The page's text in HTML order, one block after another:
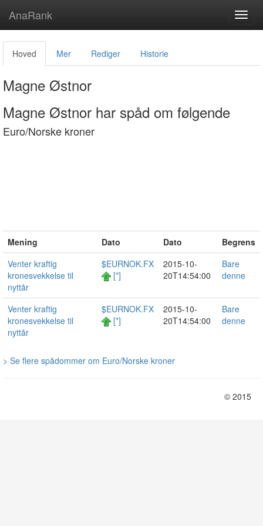
AnaRank
Hoved Mer Rediger Historie
Magne Østnor
Magne Østnor har spåd om følgende
Euro/Norske kroner
Mening Dato Dato
Begrens
Venter kraftig
kronesvekkelse til
nyttår
$EURNOK.FX
[*]
2015-10-
20T14:54:00
Bare
denne
Venter kraftig
kronesvekkelse til
nyttår
$EURNOK.FX
[*]
2015-10-
20T14:54:00
Bare
denne
> Se flere spådommer om Euro/Norske kroner
© 2015